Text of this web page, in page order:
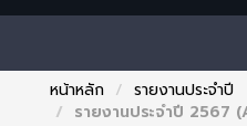
หน้าหลัก
รายงานประจำปี
รายงานประจำปี